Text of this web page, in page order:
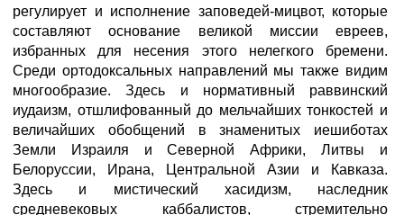
регулирует и исполнение заповедей-мицвот, которые
составляют основание великой миссии евреев,
избранных для несения этого нелегкого бремени.
Среди ортодоксальных направлений мы также видим
многообразие. Здесь и нормативный раввинский
иудаизм, отшлифованный до мельчайших тонкостей и
величайших обобщений в знаменитых иешиботах
Земли Израиля и Северной Африки, Литвы и
Белоруссии, Ирана, Центральной Азии и Кавказа.
Здесь и мистический хасидизм, наследник
средневековых каббалистов, стремительно